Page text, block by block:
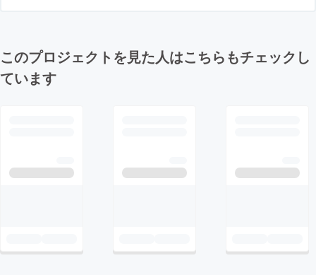
このプロジェクトを見た人はこちらもチェックし
ています